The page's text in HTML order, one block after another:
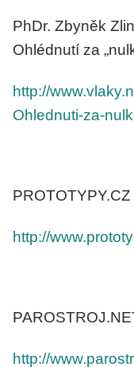
PhDr. Zbyněk
Ohlédnutí za
http://
Ohlednuti-za-
PROTOTYPY.CZ
http://
http://